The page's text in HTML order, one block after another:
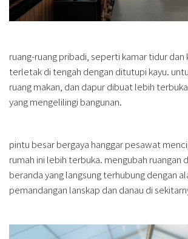
ruang-ruang pribadi, seperti kamar tidur dan
terletak di tengah dengan ditutupi kayu.
ruang makan, dan dapur dibuat lebih
yang mengelilingi bangunan.
pintu besar bergaya hanggar pesawat
rumah ini lebih terbuka. mengubah ruangan
beranda yang langsung terhubung dengan
pemandangan lanskap dan danau di